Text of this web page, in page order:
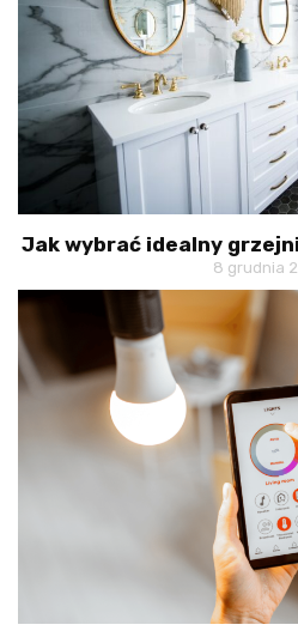
Jak wybrać idealny
8 grudnia